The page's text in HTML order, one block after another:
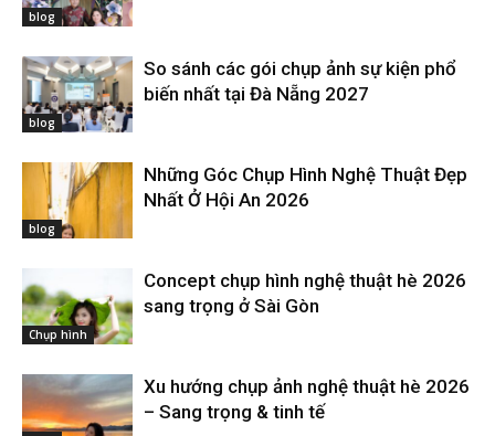
blog
blog
So sánh các gói chụp ảnh sự kiện phổ
biến nhất tại Đà Nẵng 2027
blog
Những Góc Chụp Hình Nghệ Thuật Đẹp
Nhất Ở Hội An 2026
Chụp hình
Concept chụp hình nghệ thuật hè 2026
sang trọng ở Sài Gòn
Xu hướng chụp ảnh nghệ thuật hè 2026
– Sang trọng & tinh tế